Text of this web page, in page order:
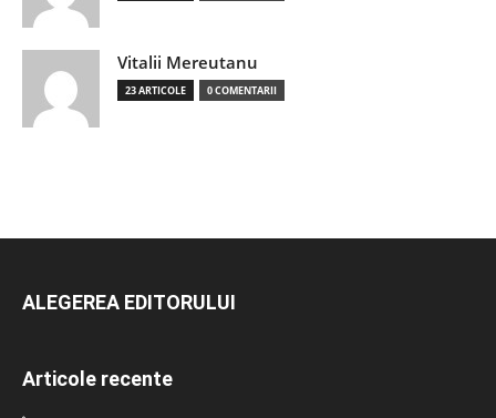
Vitalii Mereutanu
23 ARTICOLE 0 COMENTARII
ALEGEREA EDITORULUI
Articole recente